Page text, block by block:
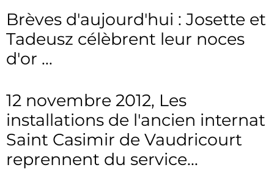
Brèves d'aujourd'hui : Josette et
Tadeusz célèbrent leur noces
d'or ...
12 novembre 2012, Les
installations de l'ancien internat
Saint Casimir de Vaudricourt
reprennent du service...